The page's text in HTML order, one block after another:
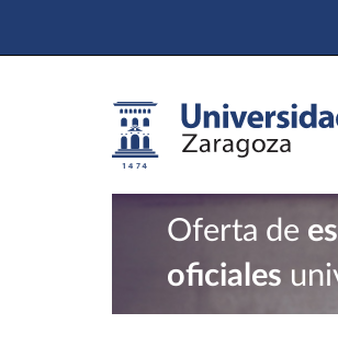
Oferta de
oficiales